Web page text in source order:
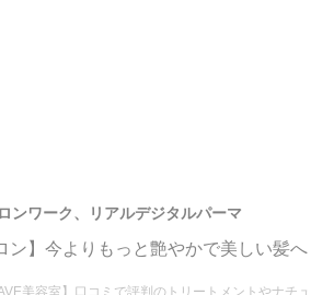
ンワーク、リアルデジタルパーマ
ン】今よりもっと艶やかで美しい髪へ
美容室】口コミで評判のトリートメントやナチュ